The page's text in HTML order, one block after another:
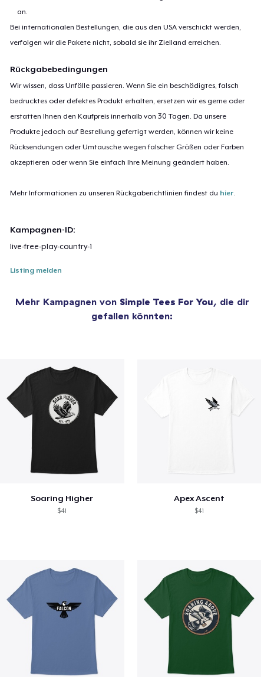
an.
Bei internationalen Bestellungen, die aus den USA verschickt werden,
verfolgen wir die Pakete nicht, sobald sie ihr Zielland erreichen.
Rückgabebedingungen
Wir wissen, dass Unfälle passieren. Wenn Sie ein beschädigtes, falsch
bedrucktes oder defektes Produkt erhalten, ersetzen wir es gerne oder
erstatten Ihnen den Kaufpreis innerhalb von 30 Tagen. Da unsere
Produkte jedoch auf Bestellung gefertigt werden, können wir keine
Rücksendungen oder Umtausche wegen falscher Größen oder Farben
akzeptieren oder wenn Sie einfach Ihre Meinung geändert haben.
Mehr Informationen zu unseren Rückgaberichtlinien findest du hier
Kampagnen-ID:
live-free-play-country-1
Listing melden
Mehr Kampagnen von Simple Tees For You, die dir
gefallen könnten:
Soaring Higher
$41
Apex Ascent
$41